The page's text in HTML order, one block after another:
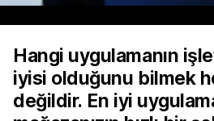
Hangi uygulamanın
iyisi olduğunu bilmek
değildir. En iyi